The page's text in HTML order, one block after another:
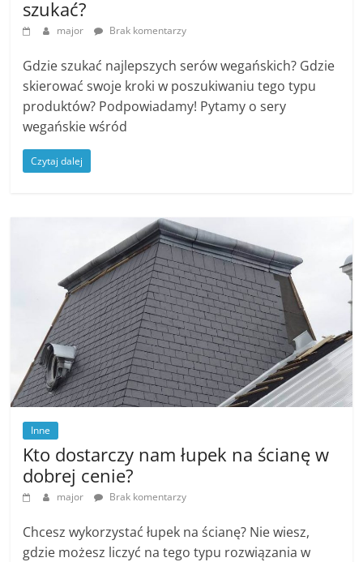
szukać?
major Brak komentarzy
Gdzie szukać najlepszych serów wegańskich? Gdzie
skierować swoje kroki w poszukiwaniu tego typu
produktów? Podpowiadamy! Pytamy o sery
wegańskie wśród
Czytaj dalej
Inne
Kto dostarczy nam łupek na ścianę w
dobrej cenie?
major Brak komentarzy
Chcesz wykorzystać łupek na ścianę? Nie wiesz,
gdzie możesz liczyć na tego typu rozwiązania w